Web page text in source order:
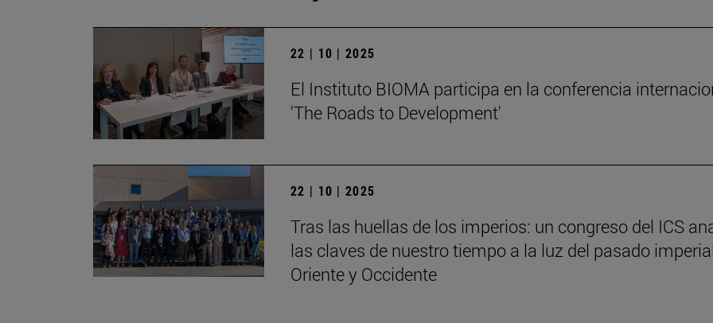
22 | 10 | 2025
El Instituto BIOMA participa en la conferencia
'The Roads to Development'
22 | 10 | 2025
Tras las huellas de los imperios: un congreso del ICS
las claves de nuestro tiempo a la luz del pasado
Oriente y Occidente